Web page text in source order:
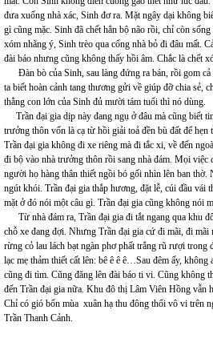
đưa xuống nhà xác, Sinh đơ ra. Mặt ngây dại không
gì cũng mặc. Sinh đã chết hẳn bộ não rồi, chỉ còn
xóm nhãng ý, Sinh trèo qua cổng nhà bỏ đi đâu mất.
đài báo nhưng cũng không thấy hồi âm. Chắc là chết
Đàn bò của Sinh, sau làng đứng ra bán, rồi gom cả
ta biết hoàn cảnh tang thương gửi về giúp đỡ chia sẻ,
thằng con lớn của Sinh đủ mười tám tuổi thì nó dùng.
Trần đại gia dịp này đang ngụ ở đâu mà cũng biết
trưởng thôn vốn là cạ từ hồi giải toả đền bù đất để
Trần đại gia không đi xe riêng mà đi tắc xi, về đến
đi bộ vào nhà trưởng thôn rồi sang nhà đám. Mọi việc
người họ hàng thân thiết ngồi bó gối nhìn lên ban thờ.
ngút khói. Trần đại gia thắp hương, đặt lễ, cúi đầu vái
mặt ở đó nói một câu gì. Trần đại gia cũng không nói
Từ nhà đám ra, Trần đại gia đi tắt ngang qua khu
chỗ xe đang đợi. Nhưng Trần đại gia cứ đi mãi, đi mãi
rừng cỏ lau lách bạt ngàn phơ phất trắng rũ rượi trong
lạc mẹ thảm thiết cất lên: bê ê ê ê…Sau đêm ấy,
cũng đi tìm. Cũng đăng lên đài báo ti vi. Cũng không
đến Trần đại gia nữa. Khu đô thị Lâm Viên Hồng vẫn
Chỉ có gió bốn mùa xuân hạ thu đông thổi vô vi trên
Trần Thanh Cảnh.